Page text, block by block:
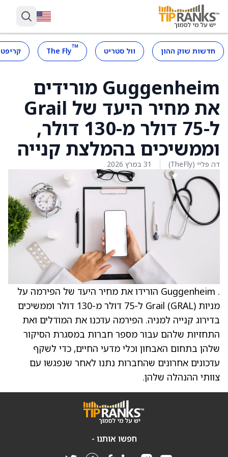
חדשות שוק ההון וול סטריט ™
The Fly
Guggenheim מורידים
את מחיר היעד של Grail
ל-75 דולר מ-130 דולר,
וממשיכים בהמלצת קנייה
דה פליי (TheFly) 31 במרץ 2026
. Guggenheim הורידו את מחיר היעד של הפירמה על
מניות Grail (GRAL) ל-75 דולר מ-130 דולר וממשיכים
בדירוג קנייה למניה. הפירמה עדכנו את המודלים ואת
התחזיות שלהם עבור מספר חברות במסגרת הסיקור
שלהן בתחום האבחון וכלי מדעי החיים, כדי לשקף
עדכונים אחרונים שהחברות נתנו לאחר שנפגשו עם
צוותי ההנהלה שלהן.
חפשו אותנו -